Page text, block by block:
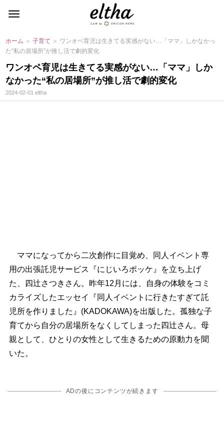
ホーム ＞子育て ＞ ワンオペ育児は生きてる実感がない…「ママ」しかなかっ
た“私の居場所”が推し活で劇的変化
ワンオペ育児は生きてる実感がない…「ママ」しか
なかった“私の居場所”が推し活で劇的変化
2024-02-01eltha
ママになってから二次創作に目覚め、同人イベント専
用の出張託児サービス『にじいろポッケ』を立ち上げ
た、四辻さつきさん。昨年12月には、自身の体験をコミ
カライズしたエッセイ『同人イベントに行きたすぎて託
児所を作りました』(KADOKAWA)を出版した。孤独な子
育てから自分の居場所をなくしてしまった四辻さん。母
親として、ひとりの女性として生きるための原動力を聞
いた。
ADの後にコンテンツが続きます